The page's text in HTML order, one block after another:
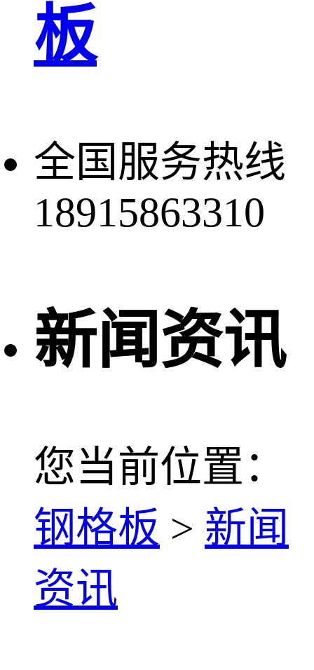
板
全国服务热线
18915863310
新闻资讯
您当前位置：
钢格板 > 新闻
资讯